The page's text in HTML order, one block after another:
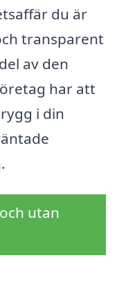
du är
transparent
av den
har att
i din
utan